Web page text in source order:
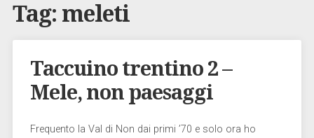
Tag: meleti
Taccuino trentino 2 –
Mele, non paesaggi
Frequento la Val di Non dai primi ’70 e solo ora ho